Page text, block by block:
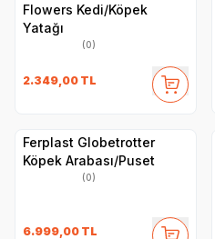
Flowers Kedi/Köpek
Yatağı
(0)
2.349,00 TL
Ferplast Globetrotter
Köpek Arabası/Puset
(0)
6.999,00 TL